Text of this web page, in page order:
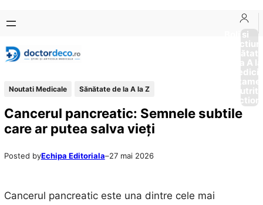
conținut
content
Boli si
Afectiuni
Sănătate
de la A
Noutati Medicale Sănătate de la A la Z
Cancerul pancreatic: Semnele subtile
care ar putea salva vieți
Posted byEchipa Editoriala–27 mai 2026
Cancerul pancreatic este una dintre cele mai